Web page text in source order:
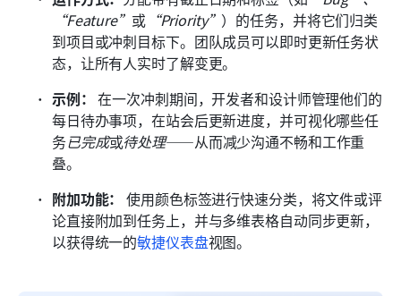
“Feature” 或“Priority” ）的任务，并将它们归类
到项目或冲刺目标下。团队成员可以即时更新任务状
态，让所有人实时了解变更。
示例： 在一次冲刺期间，开发者和设计师管理他们的
每日待办事项，在站会后更新进度，并可视化哪些任
务已完成或待处理——从而减少沟通不畅和工作重
叠。
附加功能： 使用颜色标签进行快速分类，将文件或评
论直接附加到任务上，并与多维表格自动同步更新，
以获得统一的敏捷仪表盘视图。